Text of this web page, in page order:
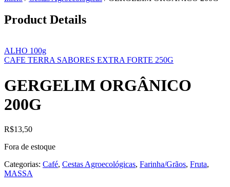
Product Details
ALHO 100g
CAFE TERRA SABORES EXTRA FORTE 250G
GERGELIM ORGÂNICO
200G
R$13,50
Fora de estoque
Categorias: Café, Cestas Agroecológicas, Farinha/Grãos, Fruta,
MASSA